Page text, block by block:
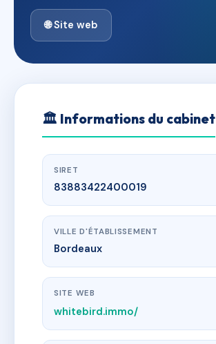
🌐 Site web
🏛 Informations du cabinet
SIRET
83883422400019
VILLE D'ÉTABLISSEMENT
Bordeaux
SITE WEB
whitebird.immo/